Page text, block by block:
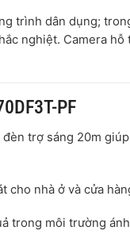
trình dân dụng;
nghiệt. Camera
PF
trợ sáng 20m
cho nhà ở và cửa
trong môi trường